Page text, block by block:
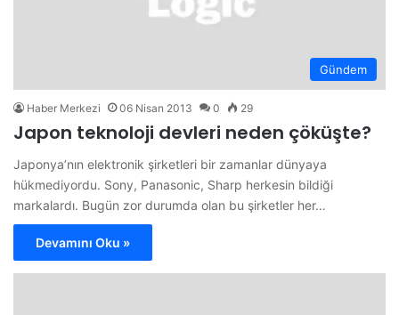
Gündem
Haber Merkezi 06 Nisan 2013 0 29
Japon teknoloji devleri neden çöküşte?
Japonya’nın elektronik şirketleri bir zamanlar dünyaya
hükmediyordu. Sony, Panasonic, Sharp herkesin bildiği
markalardı. Bugün zor durumda olan bu şirketler her…
Devamını Oku »